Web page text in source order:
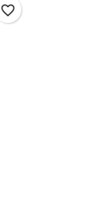
favorite_border